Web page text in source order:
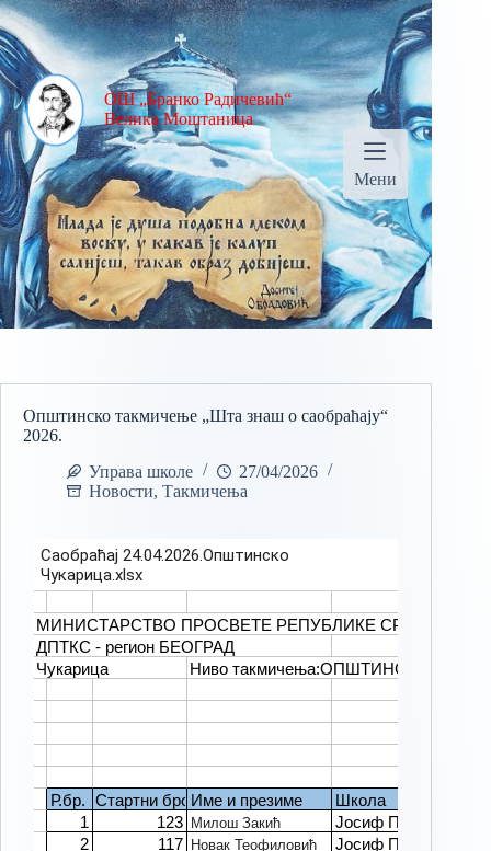
ОШ „Бранко Радичевић“
Велика Моштаница
Мени
Општинско такмичење „Шта знаш о саобраћају“
2026.
Управа школе
27/04/2026
Новости, Такмичења